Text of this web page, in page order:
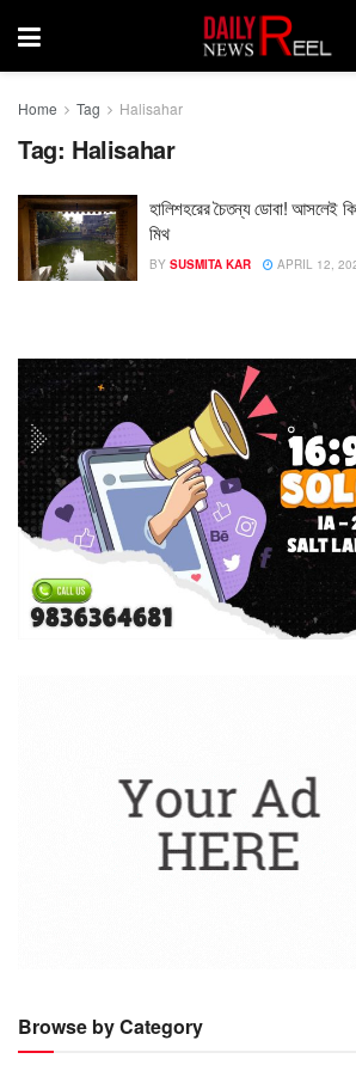
Home Tag Halisahar
Tag: Halisahar
হালিশহরের চৈতন্য ডোবা! আসলেই
মিথ
BY SUSMITA KAR APRIL 12,
Browse by Category